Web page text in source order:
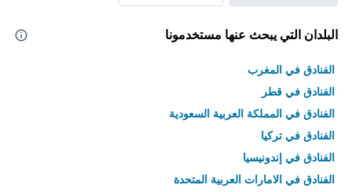
البلدان التي يبحث عنها مستخدمونا
الفنادق في المغرب
الفنادق في قطر
الفنادق في المملكة العربية السعودية
الفنادق في تركيا
الفنادق في إندونيسيا
الفنادق في الامارات العربية المتحدة